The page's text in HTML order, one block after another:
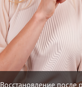
Восстановление после